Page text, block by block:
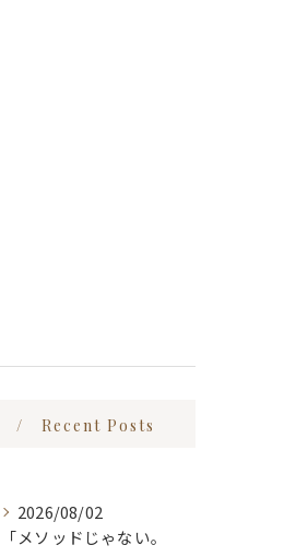
Recent Posts
2026/08/02
「メソッドじゃない。